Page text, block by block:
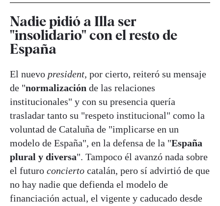
Nadie pidió a Illa ser
"insolidario" con el resto de
España
El nuevo president, por cierto, reiteró su mensaje
de "normalización de las relaciones
institucionales" y con su presencia quería
trasladar tanto su "respeto institucional" como la
voluntad de Cataluña de "implicarse en un
modelo de España", en la defensa de la "España
plural y diversa". Tampoco él avanzó nada sobre
el futuro concierto catalán, pero sí advirtió de que
no hay nadie que defienda el modelo de
financiación actual, el vigente y caducado desde